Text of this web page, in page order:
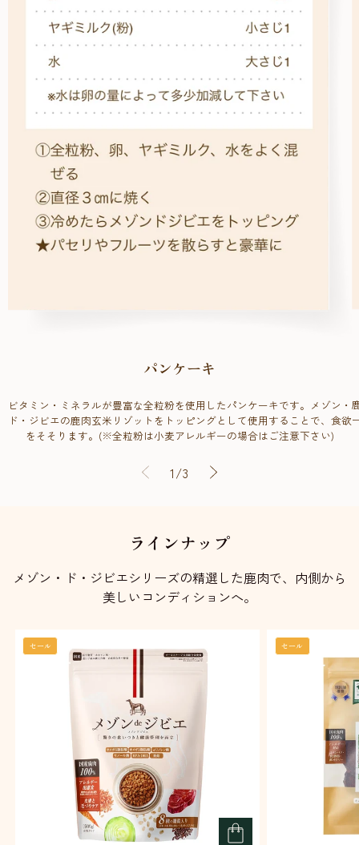
パンケーキ
ビタミン・ミネラルが豊富な全粒粉を使用したパンケーキです。メゾン・
ド・ジビエの鹿肉玄米リゾットをトッピングとして使用することで、食欲
をそそります。(※全粒粉は小麦アレルギーの場合はご注意下さい)
1/の
3
ラインナップ
メゾン・ド・ジビエシリーズの精選した鹿肉で、内側から
美しいコンディションへ。
セール セール